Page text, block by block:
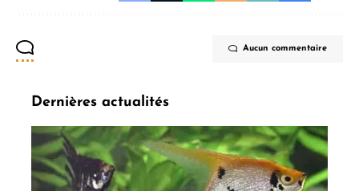
Aucun commentaire
Dernières actualités